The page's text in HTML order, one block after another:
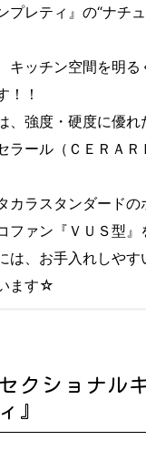
プレティ』の“ナチ
キッチン空間を明
！！
、強度・硬度に優れ
ラール（ＣＥＲＡＲ
カラスタンダード
ファン『ＶＵＳ型』
は、お手入れしやす
ます☆
クショナル
』